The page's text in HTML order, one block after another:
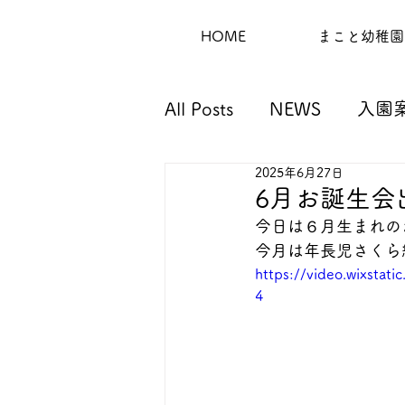
HOME まこと幼稚
All Posts NEWS 入園
6月お誕生会
2025年6月27日
今日は６月生まれ
今月は年長児さく
https://
4